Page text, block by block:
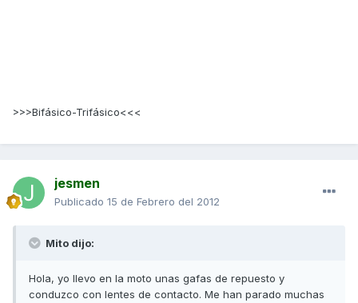
>>>Bifásico-Trifásico<<<
jesmen
Publicado 15 de Febrero del 2012
Mito dijo:
Hola, yo llevo en la moto unas gafas de repuesto y
conduzco con lentes de contacto. Me han parado muchas